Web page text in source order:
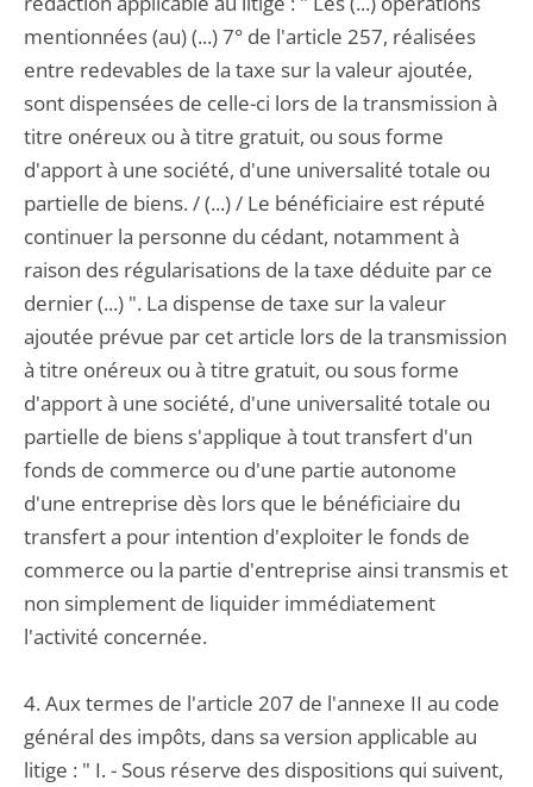
mentionnées (au) (...) 7° de l'article 257, réalisées
entre redevables de la taxe sur la valeur ajoutée,
sont dispensées de celle-ci lors de la transmission à
titre onéreux ou à titre gratuit, ou sous forme
d'apport à une société, d'une universalité totale ou
partielle de biens. / (...) / Le bénéficiaire est réputé
continuer la personne du cédant, notamment à
raison des régularisations de la taxe déduite par ce
dernier (...) ". La dispense de taxe sur la valeur
ajoutée prévue par cet article lors de la transmission
à titre onéreux ou à titre gratuit, ou sous forme
d'apport à une société, d'une universalité totale ou
partielle de biens s'applique à tout transfert d'un
fonds de commerce ou d'une partie autonome
d'une entreprise dès lors que le bénéficiaire du
transfert a pour intention d'exploiter le fonds de
commerce ou la partie d'entreprise ainsi transmis et
non simplement de liquider immédiatement
l'activité concernée.
4. Aux termes de l'article 207 de l'annexe II au code
général des impôts, dans sa version applicable au
litige : " I. - Sous réserve des dispositions qui suivent,